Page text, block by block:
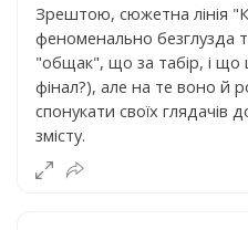
Зрештою, сюжетна лінія
феноменально безглузда
"общак", що за табір, і що
фінал?), але на те воно й
спонукати своїх глядачів
змісту.